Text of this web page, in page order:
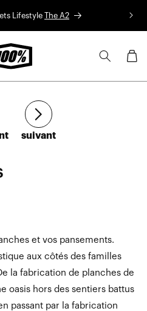
Lifestyle The A2
Panier
Article
suivant
et vos pansements.
aux côtés des familles
la fabrication de planches de
oasis hors des sentiers battus
passant par la fabrication